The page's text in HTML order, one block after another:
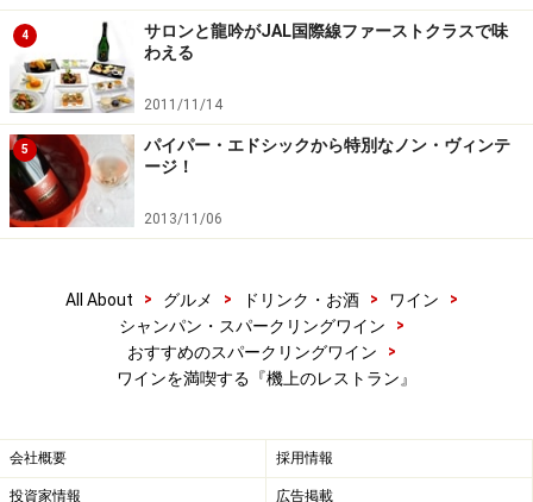
4
サロンと龍吟がJAL国際線ファーストクラスで味
わえる
2011/11/14
5
パイパー・エドシックから特別なノン・ヴィンテ
ージ！
2013/11/06
All About > グルメ > ドリンク・お酒 > ワイン
>
シャンパン・スパークリングワイン
>
おすすめのスパークリングワイン
>
ワインを満喫する『機上のレストラン』
会社概要 採用情報
投資家情報 広告掲載